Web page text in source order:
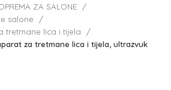
ZA SALONE
salone
tretmane lica i tijela
za tretmane lica i tijela, ultrazvuk